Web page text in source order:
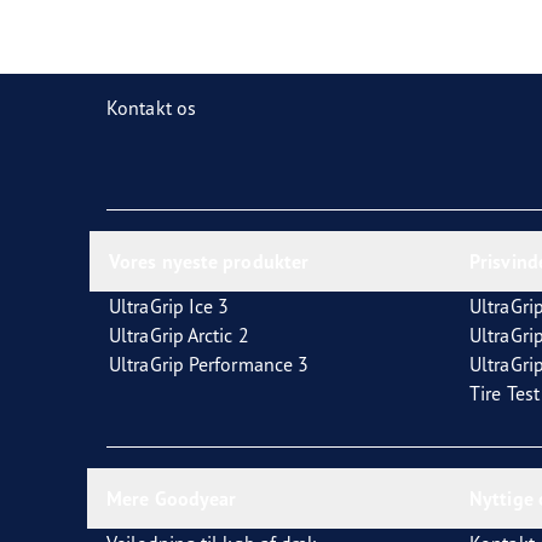
Kontakt os
UltraGrip Ice 3
UltraGrip Arctic 2
UltraGrip Performance 3
Tire